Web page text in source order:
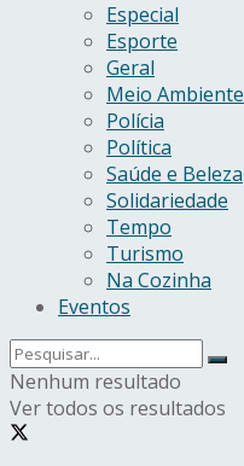
Especial
Esporte
Geral
Meio Ambiente
Polícia
Política
Saúde e Beleza
Solidariedade
Tempo
Turismo
Na Cozinha
Eventos
Nenhum resultado
Ver todos os resultados